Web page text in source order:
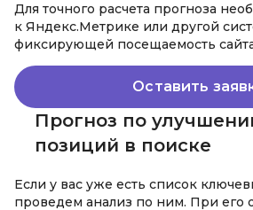
Для точного расчета прогноза
к Яндекс.Метрике или другой
фиксирующей посещаемость
Оставить
Прогноз по
позиций в поиске
Если у вас уже есть список
проведем анализ по ним. При его